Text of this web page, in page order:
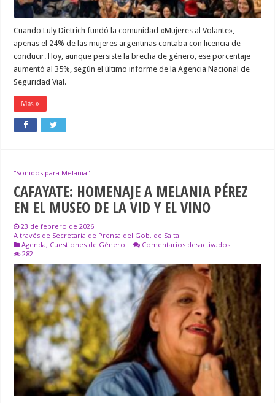
Cuando Luly Dietrich fundó la comunidad «Mujeres al Volante»,
apenas el 24% de las mujeres argentinas contaba con licencia de
conducir. Hoy, aunque persiste la brecha de género, ese porcentaje
aumentó al 35%, según el último informe de la Agencia Nacional de
Seguridad Vial.
Más »
''Sonidos para Melania''
CAFAYATE: HOMENAJE A MELANIA PÉREZ
EN EL MUSEO DE LA VID Y EL VINO
23 de febrero de 2026
A través de Secretaría de Prensa del Gob. de Salta
Agenda, Cuestiones de Género Comentarios desactivadosen
HOMENAJE
A
MELANIA
PÉREZ
MUSEO
DE
LA
VID
Y
EL
VINO
282